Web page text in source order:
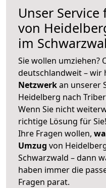
Unser
von
im
Sie wollen umziehen?
deutschlandweit – wir
Netzwerkan unserer
Heidelberg nach
Wenn Sie nicht
richtige Lösung für
Ihre Fragen wollen,
Umzug von
Schwarzwald – dann
haben immer die
Fragen parat.